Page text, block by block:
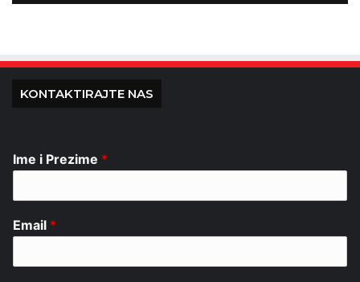
KONTAKTIRAJTE NAS
Ime i Prezime *
Email *